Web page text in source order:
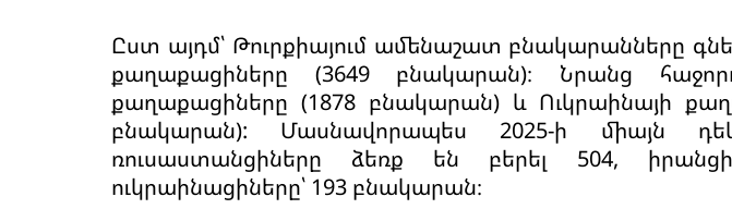
Ըստ այդմ՝ Թուրքիայում ամենաշատ բնակարանները
քաղաքացիները (3649 բնակարան)։ Նրանց
քաղաքացիները (1878 բնակարան) և Ուկրաինայի
բնակարան): Մասնավորապես 2025-ի միայն
ռուսաստանցիները ձեռք են բերել 504,
ուկրաինացիները՝ 193 բնակարան։